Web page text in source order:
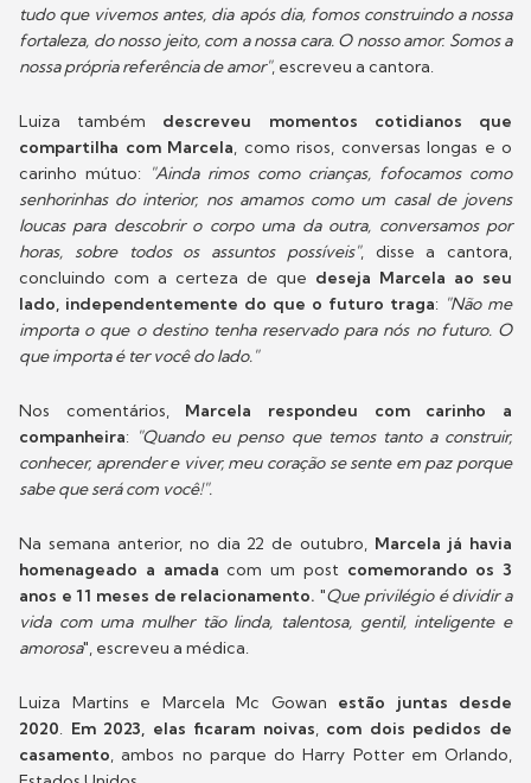
tudo que vivemos antes, dia após dia, fomos construindo a nossa
fortaleza, do nosso jeito, com a nossa cara. O nosso amor. Somos a
nossa própria referência de amor", escreveu a cantora.
Luiza também descreveu momentos cotidianos que
compartilha com Marcela, como risos, conversas longas e o
carinho mútuo: "Ainda rimos como crianças, fofocamos como
senhorinhas do interior, nos amamos como um casal de jovens
loucas para descobrir o corpo uma da outra, conversamos por
horas, sobre todos os assuntos possíveis", disse a cantora,
concluindo com a certeza de que deseja Marcela ao seu
lado, independentemente do que o futuro traga: "Não me
importa o que o destino tenha reservado para nós no futuro. O
que importa é ter você do lado."
Nos comentários, Marcela respondeu com carinho a
companheira: "Quando eu penso que temos tanto a construir,
conhecer, aprender e viver, meu coração se sente em paz porque
sabe que será com você!".
Na semana anterior, no dia 22 de outubro, Marcela já havia
homenageado a amadacom um post comemorando os 3
anos e 11 meses de relacionamento. "Que privilégio é dividir a
vida com uma mulher tão linda, talentosa, gentil, inteligente e
amorosa", escreveu a médica.
Luiza Martins e Marcela Mc Gowan estão juntas desde
2020. Em 2023, elas ficaram noivas, com dois pedidos de
casamento, ambos no parque do Harry Potter em Orlando,